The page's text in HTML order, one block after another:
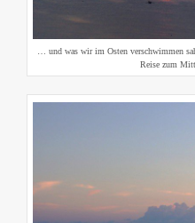
… und was wir im Osten verschwimmen
Reise zum